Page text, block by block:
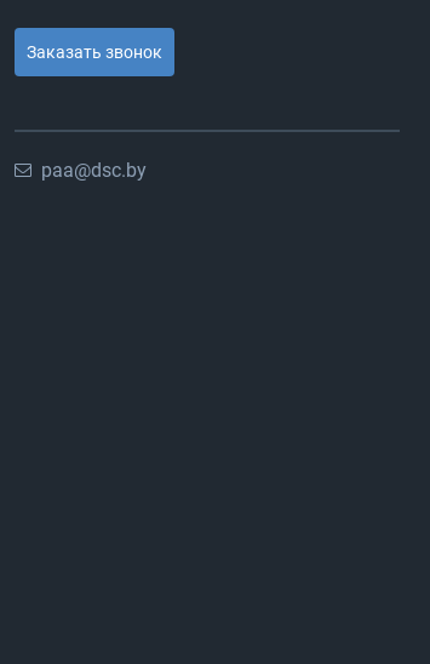
Заказать звонок
paa@dsc.by